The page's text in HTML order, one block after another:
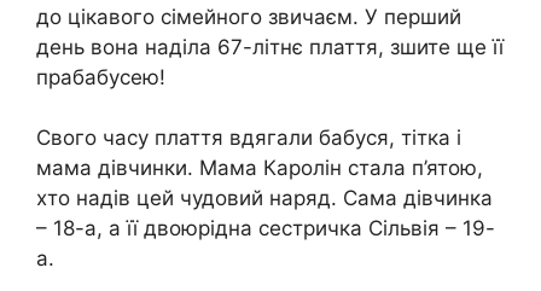
до цікавого сімейного звичаєм. У перший
день вона наділа 67-літнє плаття, зшите ще її
прабабусею!
Свого часу плаття вдягали бабуся, тітка і
мама дівчинки. Мама Каролін стала п’ятою,
хто надів цей чудовий наряд. Сама дівчинка
– 18-а, а її двоюрідна сестричка Сільвія – 19-
а.